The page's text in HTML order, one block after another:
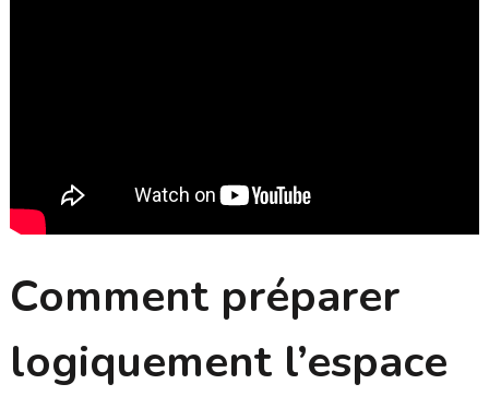
Comment préparer
logiquement l’espace